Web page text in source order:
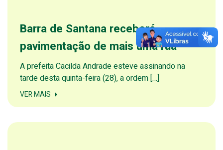
Barra de Santana receberá
pavimentação de mais uma rua
A prefeita Cacilda Andrade esteve assinando na
tarde desta quinta-feira (28), a ordem […]
VER MAIS